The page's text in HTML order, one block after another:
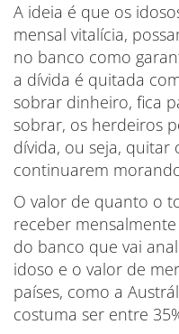
A ideia é que os
mensal vitalícia,
no banco como
a dívida é quitada
sobrar dinheiro, fica
sobrar, os herdeiros
dívida, ou seja,
continuarem
O valor de quanto o
receber
do banco que vai
idoso e o valor de
países, como a
costuma ser entre